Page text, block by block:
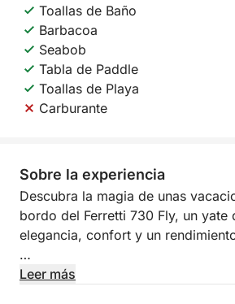
Toallas de Baño
Barbacoa
Seabob
Tabla de Paddle
Toallas de Playa
Carburante
Sobre la experiencia
Descubra la magia de unas
bordo del Ferretti 730 Fly, un yate
elegancia, confort y un
Con sus 23 metros de pura
Leer más